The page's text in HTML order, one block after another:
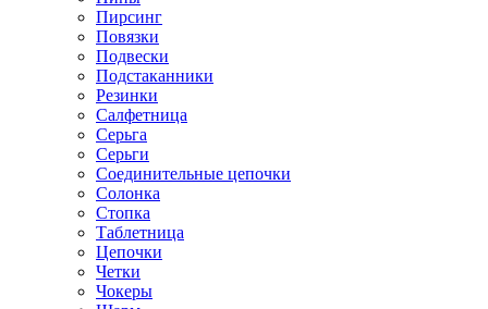
Пирсинг
Повязки
Подвески
Подстаканники
Резинки
Салфетница
Серьга
Серьги
Соединительные цепочки
Солонка
Стопка
Таблетница
Цепочки
Четки
Чокеры